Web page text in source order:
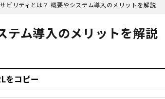
立ち上げサポート
安全な運用基盤
ビリティとは？ 概要やシステム導入のメリットを解説
テム導入のメリットを解説
をコピー